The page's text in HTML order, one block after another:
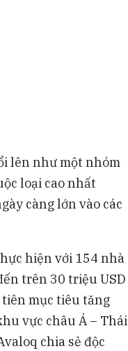
lên như một nhóm
loại cao nhất
càng lớn vào các
hiện với 154 nhà
trên 30 triệu USD
mục tiêu tăng
vực châu Á – Thái
chia sẻ độc